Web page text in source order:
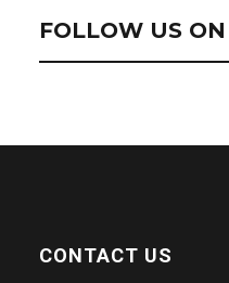
FOLLOW US
CONTACT US